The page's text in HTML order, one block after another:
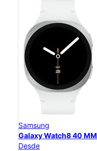
Samsung
Galaxy Watch8 40 MM
Desde